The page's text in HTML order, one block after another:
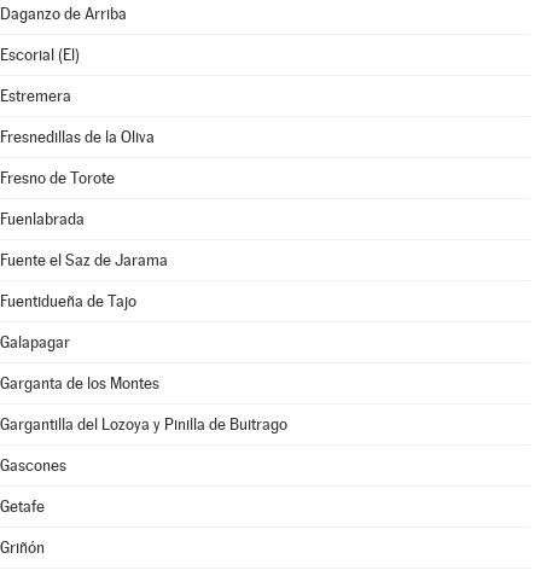
Daganzo de Arriba
Escorial (El)
Estremera
Fresnedillas de la Oliva
Fresno de Torote
Fuenlabrada
Fuente el Saz de Jarama
Fuentidueña de Tajo
Galapagar
Garganta de los Montes
Gargantilla del Lozoya y Pinilla de Buitrago
Gascones
Getafe
Griñón